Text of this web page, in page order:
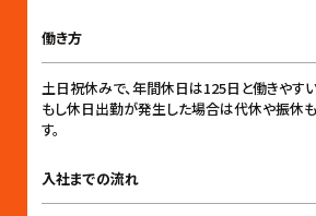
働き方
土日祝休みで、年間休日は125日と働きやすい
もし休日出勤が発生した場合は代休や振休
す。
入社までの流れ